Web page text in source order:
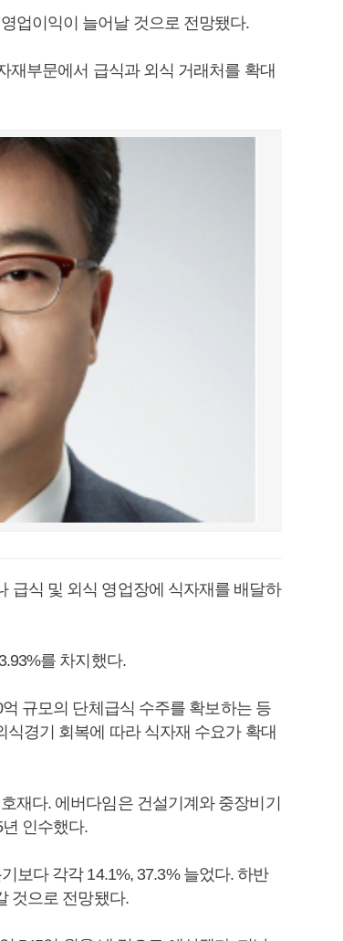
업이익이 늘어날 것으로 전망됐다.
재부문에서 급식과 외식 거래처를 확대
급식 및 외식 영업장에 식자재를 배달하
를 차지했다.
규모의 단체급식 수주를 확보하는 등
경기 회복에 따라 식자재 수요가 확대
재다. 에버다임은 건설기계와 중장비기
인수했다.
보다 각각 14.1%, 37.3% 늘었다. 하반
것으로 전망됐다.